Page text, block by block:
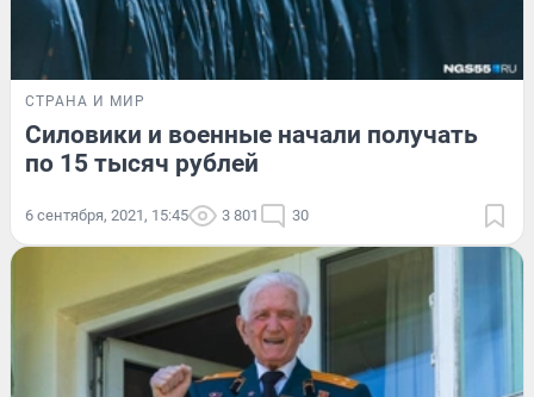
СТРАНА И МИР
Силовики и военные начали получать
по 15 тысяч рублей
6 сентября, 2021, 15:45 3 801 30